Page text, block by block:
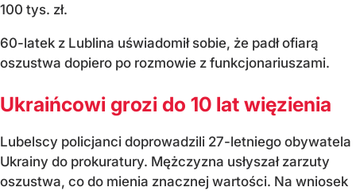
100 tys. zł.
60-latek z Lublina uświadomił sobie, że padł ofiarą
oszustwa dopiero po rozmowie z funkcjonariuszami.
Ukraińcowi grozi do 10 lat więzienia
Lubelscy policjanci doprowadzili 27-letniego obywatela
Ukrainy do prokuratury. Mężczyzna usłyszał zarzuty
oszustwa, co do mienia znacznej wartości. Na wniosek